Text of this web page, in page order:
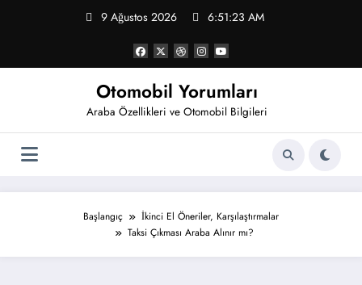
9 Ağustos 2026 6:51:24 AM
Otomobil Yorumları
Araba Özellikleri ve Otomobil Bilgileri
Başlangıç
İkinci El Öneriler, Karşılaştırmalar
Taksi Çıkması Araba Alınır mı?